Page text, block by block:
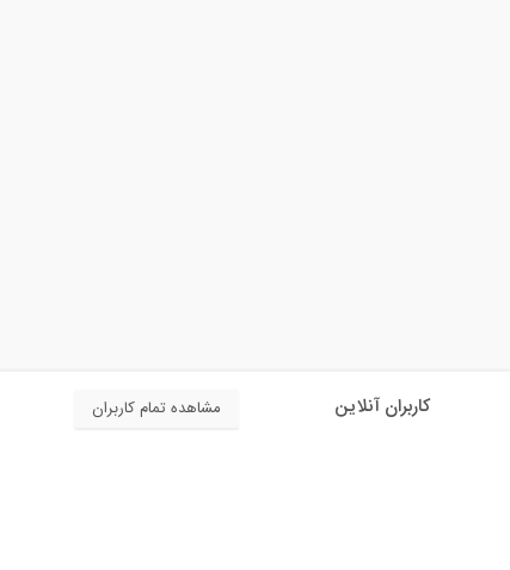
کاربران آنلاین مشاهده تمام کاربران